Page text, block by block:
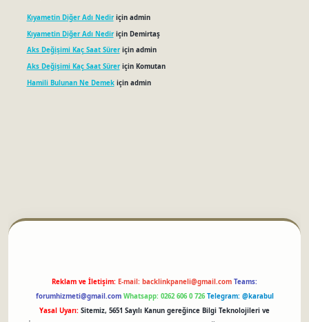
Kıyametin Diğer Adı Nediriçin admin
Kıyametin Diğer Adı Nediriçin Demirtaş
Aks Değişimi Kaç Saat Süreriçin admin
Aks Değişimi Kaç Saat Süreriçin Komutan
Hamili Bulunan Ne Demekiçin admin
Reklam ve İletişim: E-mail: backlinkpaneli@gmail.com Teams:
forumhizmeti@gmail.com Whatsapp: 0262 606 0 726 Telegram: @karabul
Yasal Uyarı: Sitemiz, 5651 Sayılı Kanun gereğince Bilgi Teknolojileri ve